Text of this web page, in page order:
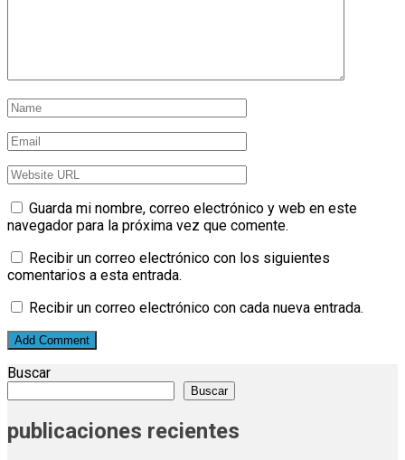
Guarda mi nombre, correo electrónico y web en este
navegador para la próxima vez que comente.
Recibir un correo electrónico con los siguientes
comentarios a esta entrada.
Recibir un correo electrónico con cada nueva entrada.
Buscar
Buscar
publicaciones recientes